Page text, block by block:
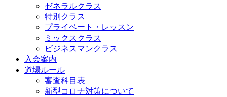
ゼネラルクラス
特別クラス
プライベート・レッスン
ミックスクラス
ビジネスマンクラス
入会案内
道場ルール
審査科目表
新型コロナ対策について